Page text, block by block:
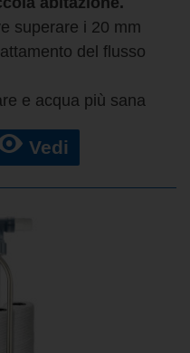
superare i 20 mm
del flusso
e acqua più sana
Vedi